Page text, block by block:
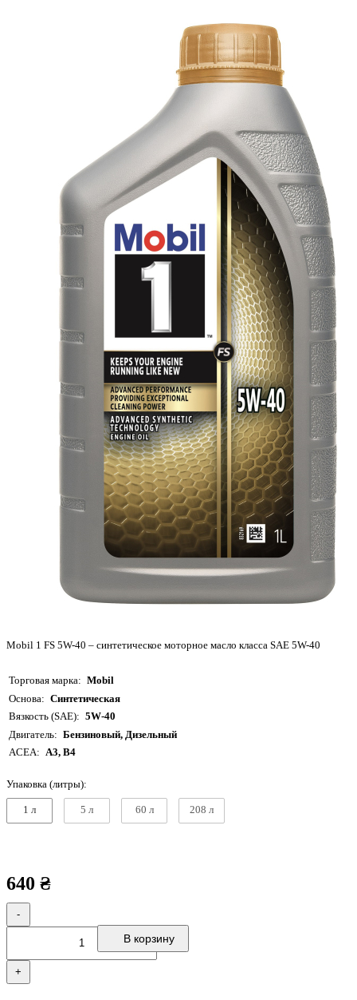
Mobil 1 FS 5W-40 – синтетическое моторное масло класса SAE 5W-40
Торговая марка
Mobil
Основа
Синтетическая
Вязкость (SAE)
5W-40
Двигатель
Бензиновый, Дизельный
ACEA
A3, B4
Упаковка (литры):
1 л 5 л 60 л 208 л
640 ₴
-
+
В корзину